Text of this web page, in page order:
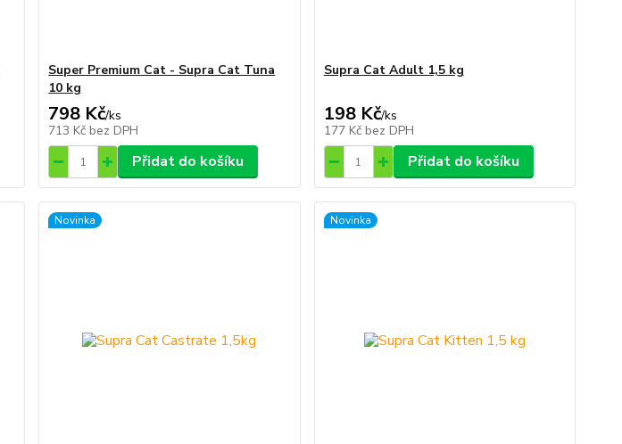
Super Premium Cat - Supra Cat Tuna
10 kg
798 Kč/ks
713 Kč bez DPH
Přidat do košíku
Supra Cat Adult 1,5 kg
198 Kč/ks
177 Kč bez DPH
Přidat do košíku
Novinka Novinka